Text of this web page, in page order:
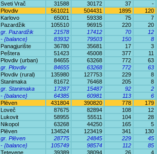
Sveti Vrač 31588 30172 37
-
Plovdiv 561021 504431 1895
120
Karlovo 65001 59338 75
7
Pazardžik 105510 96915 220
20
gr. Pazardžik 21578 17412 70
12
- {balance} 83932 79503 150
8
Panagjurište 36780 35681 17
3
Peštera 51423 45008 377
11
Plovdiv (urban) 84655 63268 772
63
gr. Plovdiv 84655 63268 772
63
Plovdiv (rural) 135980 127753 229
8
Stanimaka 81672 76468 205
8
gr. Stanimaka 17287 15487 92
2
- {balance} 64385 60981 113
6
Plēven 431804 390820 778
179
Loveč 87675 82894 108
12
Lukovit 58955 55511 104
28
Nikopol 63268 44250 165
5
Plēven 134524 123419 341
130
gr. Plēven 28775 24845 229
45
- {balance} 105749 98574 112
85
Tetevene 39389 38094 26
4